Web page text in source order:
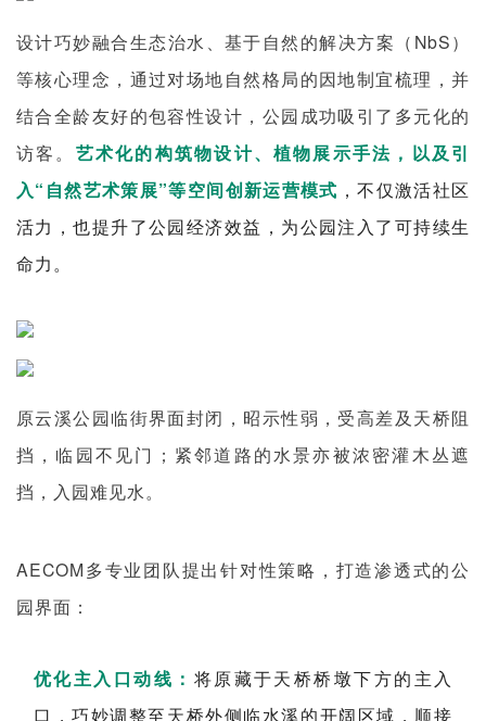
设计巧妙融合生态治水、基于自然的解决方案（NbS）
等核心理念，通过对场地自然格局的因地制宜梳理，并
结合全龄友好的包容性设计，公园成功吸引了多元化的
访客。 艺术化的构筑物设计、植物展示手法，以及引
入“自然艺术策展”等空间创新运营模式 ，不仅激活社区
活力，也提升了公园经济效益，为公园注入了可持续生
命力。
原云溪公园临街界面封闭，昭示性弱，受高差及天桥阻
挡，临园不见门；紧邻道路的水景亦被浓密灌木丛遮
挡，入园难见水。
AECOM多专业团队提出针对性策略，打造渗透式的公
园界面：
优化主入口动线： 将原藏于天桥桥墩下方的主入
口，巧妙调整至天桥外侧临水溪的开阔区域，顺接